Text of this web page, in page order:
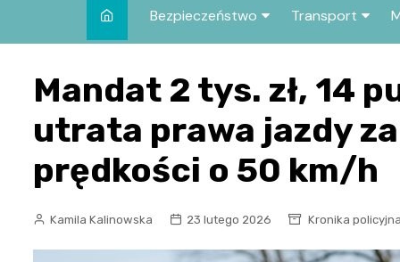
Bezpieczeństwo
Wypadki i zdarzenia
Prewencja i edukacja
policyjna
Transport
Drogi i remonty
Mandat 2 tys. zł, 14
utrata prawa jazdy
prędkości o 50 km/h
Kamila Kalinowska 23 lutego 2026 Kronika policyjna